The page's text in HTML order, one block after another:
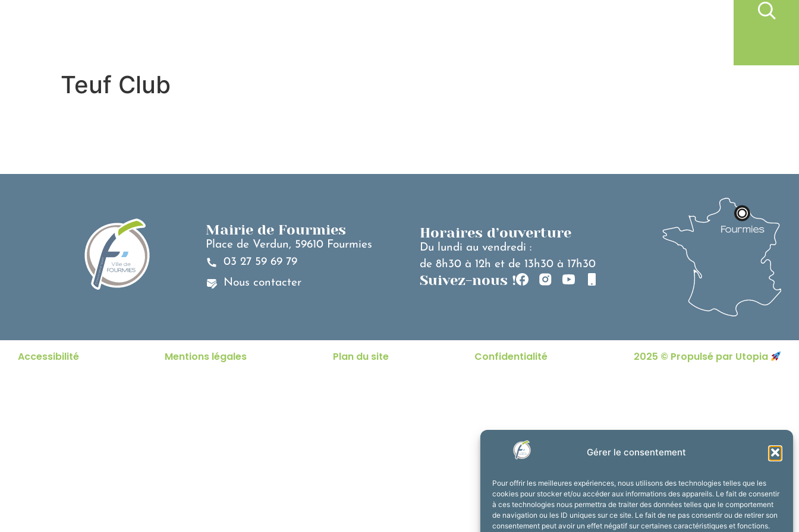
Gérer le consentement
Pour offrir les meilleures expériences, nous utilisons des technologies telles que les
cookies pour stocker et/ou accéder aux informations des appareils. Le fait de consentir
à ces technologies nous permettra de traiter des données telles que le comportement
de navigation ou les ID uniques sur ce site. Le fait de ne pas consentir ou de retirer son
consentement peut avoir un effet négatif sur certaines caractéristiques et fonctions.
Teuf Club
Mairie de Fourmies
Place de Verdun, 59610 Fourmies
03 27 59 69 79
Nous contacter
Horaires d’ouverture
Du lundi au vendredi :
de 8h30 à 12h et de 13h30 à 17h30
Suivez-nous !
Accessibilité Mentions légales Plan du site Confidentialité 2025 © Propulsé par Utopia